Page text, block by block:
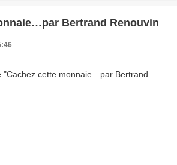
Bertrand Renouvin